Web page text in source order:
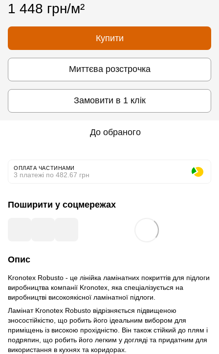
1 448 грн/м²
Купити
Миттєва розстрочка
Замовити в 1 клік
До обраного
ОПЛАТА ЧАСТИНАМИ
3 платежі по 482.67 грн
Поширити у соцмережах
Опис
Kronotex Robusto - це лінійка ламінатних покриттів для підлоги
виробництва компанії Kronotex, яка спеціалізується на
виробництві високоякісної ламінатної підлоги.
Ламінат Kronotex Robusto відрізняється підвищеною
зносостійкістю, що робить його ідеальним вибором для
приміщень із високою прохідністю. Він також стійкий до плям і
подряпин, що робить його легким у догляді та придатним для
використання в кухнях та коридорах.